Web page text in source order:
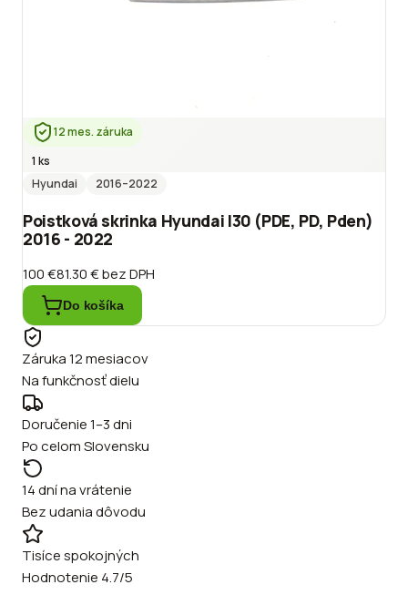
12 mes. záruka
1 ks
Hyundai
2016–2022
Poistková skrinka Hyundai I30 (PDE, PD, Pden)
2016 - 2022
100 €81.30 €bez DPH
Do košíka
Záruka 12 mesiacov
Na funkčnosť dielu
Doručenie 1–3 dni
Po celom Slovensku
14 dní na vrátenie
Bez udania dôvodu
Tisíce spokojných
Hodnotenie 4.7/5